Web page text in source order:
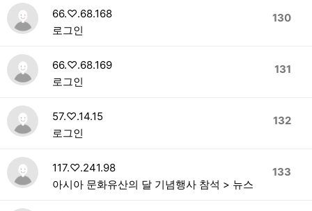
130
66.♡.68.168
로그인
131
66.♡.68.169
로그인
132
57.♡.14.15
로그인
133
117.♡.241.98
아시아 문화유산의 달 기념행사 참석 > 뉴스